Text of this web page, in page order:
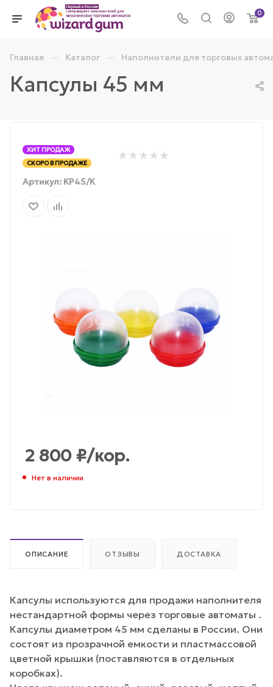
0
Главная — Каталог — Наполнители для торговых
Капсулы 45 мм
ХИТ ПРОДАЖ
СКОРО В ПРОДАЖЕ
Артикул: KР45/К
2 800 ₽/кор.
Нет в наличии
ОПИСАНИЕ ОТЗЫВЫ ДОСТАВКА
Капсулы используются для продажи наполнителя
нестандартной формы через торговые автоматы .
Капсулы диаметром 45 мм сделаны в России. Они
состоят из прозрачной емкости и пластмассовой
цветной крышки (поставляются в отдельных
коробках).